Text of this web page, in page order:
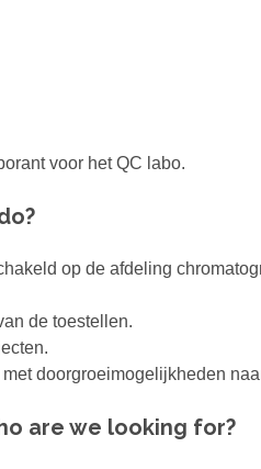
voor het QC labo.
op de afdeling
de toestellen.
doorgroeimogelijkheden
are we looking for?